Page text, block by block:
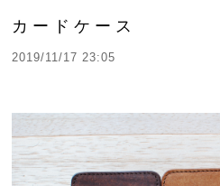
カードケース
2019/11/17 23:05